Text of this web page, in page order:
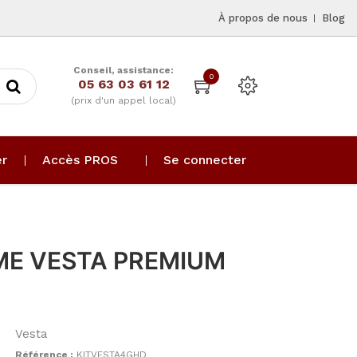
À propos de nous Blog
Conseil, assistance:
05 63 03 61 12
(prix d'un appel local)
0
Accès PROS Se connecter
VESTA PREMIUM
Vesta
Référence : KITVESTA4GHD